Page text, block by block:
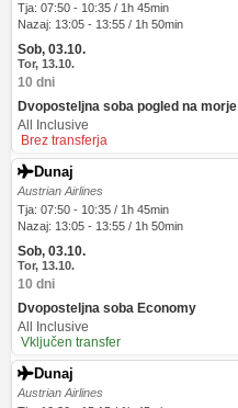
Tja: 07:50 - 10:35 / 1h 45min
Nazaj: 13:05 - 13:55 / 1h 50min
Sob, 03.10.
Tor, 13.10.
10 dni
Dvoposteljna soba pogled na morje
All Inclusive
Brez transferja
Dunaj
Austrian Airlines
Tja: 07:50 - 10:35 / 1h 45min
Nazaj: 13:05 - 13:55 / 1h 50min
Sob, 03.10.
Tor, 13.10.
10 dni
Dvoposteljna soba Economy
All Inclusive
Vključen transfer
Dunaj
Austrian Airlines